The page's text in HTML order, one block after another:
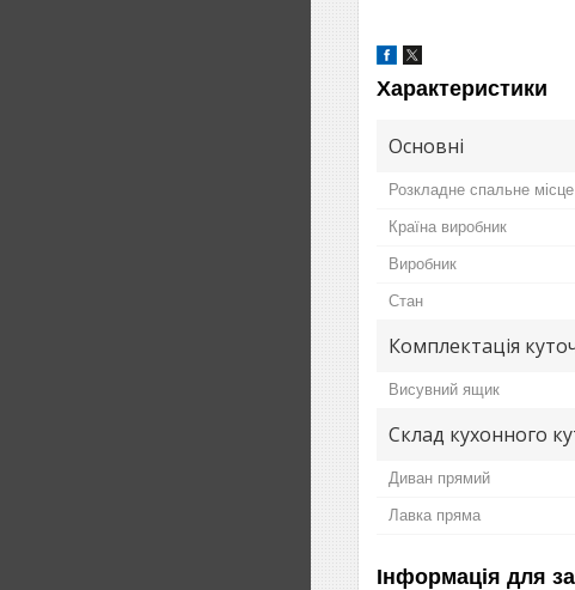
Характеристики
Основні
Розкладне спальне місце
Країна виробник
Виробник
Стан
Комплектація
Висувний ящик
Склад кухонного
Диван прямий
Лавка пряма
Інформація для